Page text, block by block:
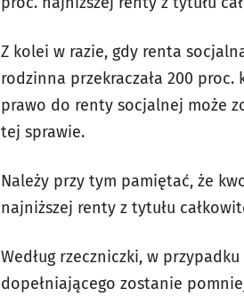
Z kolei w razie, gdy renta
rodzinna przekraczała 200
prawo do renty socjalnej może
tej sprawie.
Należy przy tym pamiętać, że
najniższej renty z tytułu
Według rzeczniczki, w
dopełniającego zostanie